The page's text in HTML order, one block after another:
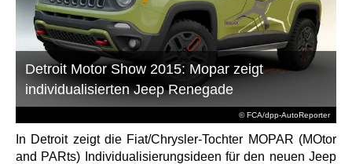
© FCA/dpp-AutoReporter
Detroit Motor Show 2015: Mopar zeigt
individualisierten Jeep Renegade
In Detroit zeigt die Fiat/Chrysler-Tochter MOPAR (MOtor
and PARts) Individualisierungsideen für den neuen Jeep